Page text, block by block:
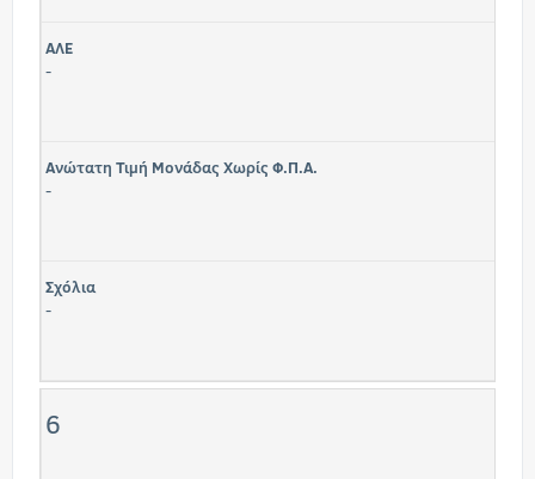
ΑΛΕ
-
Ανώτατη Τιμή Μονάδας Χωρίς Φ.Π.Α.
-
Σχόλια
-
6